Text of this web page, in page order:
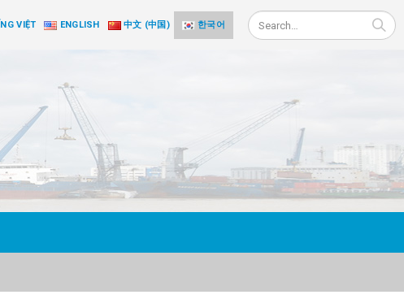
VIỆT ENGLISH 中文 (中国) 한국어